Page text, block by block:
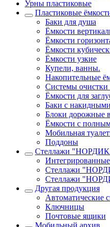
Урны пластиковые
Пластиковые
Баки для душа
Ёмкости
Ёмкости
Ёмкости
Ёмкости узкие
Купели, ванны.
Накопительные
Системы очистки
Ёмкости для
Баки с
Блоки дорожные
Ёмкости с
Мобильная
Поддоны
Стеллажи
Стеллажи
Стеллажи
Другая продукция
Автоматические
Ключницы
Почтовые ящики
Мобильный архив